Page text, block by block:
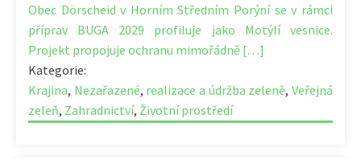
Obec Dörscheid v Horním Středním Porýní se v rámci
příprav BUGA 2029 profiluje jako Motýlí vesnice.
Projekt propojuje ochranu mimořádně […]
Kategorie:
Krajina, Nezařazené, realizace a údržba zeleně, Veřejná
zeleň, Zahradnictví, Životní prostředí